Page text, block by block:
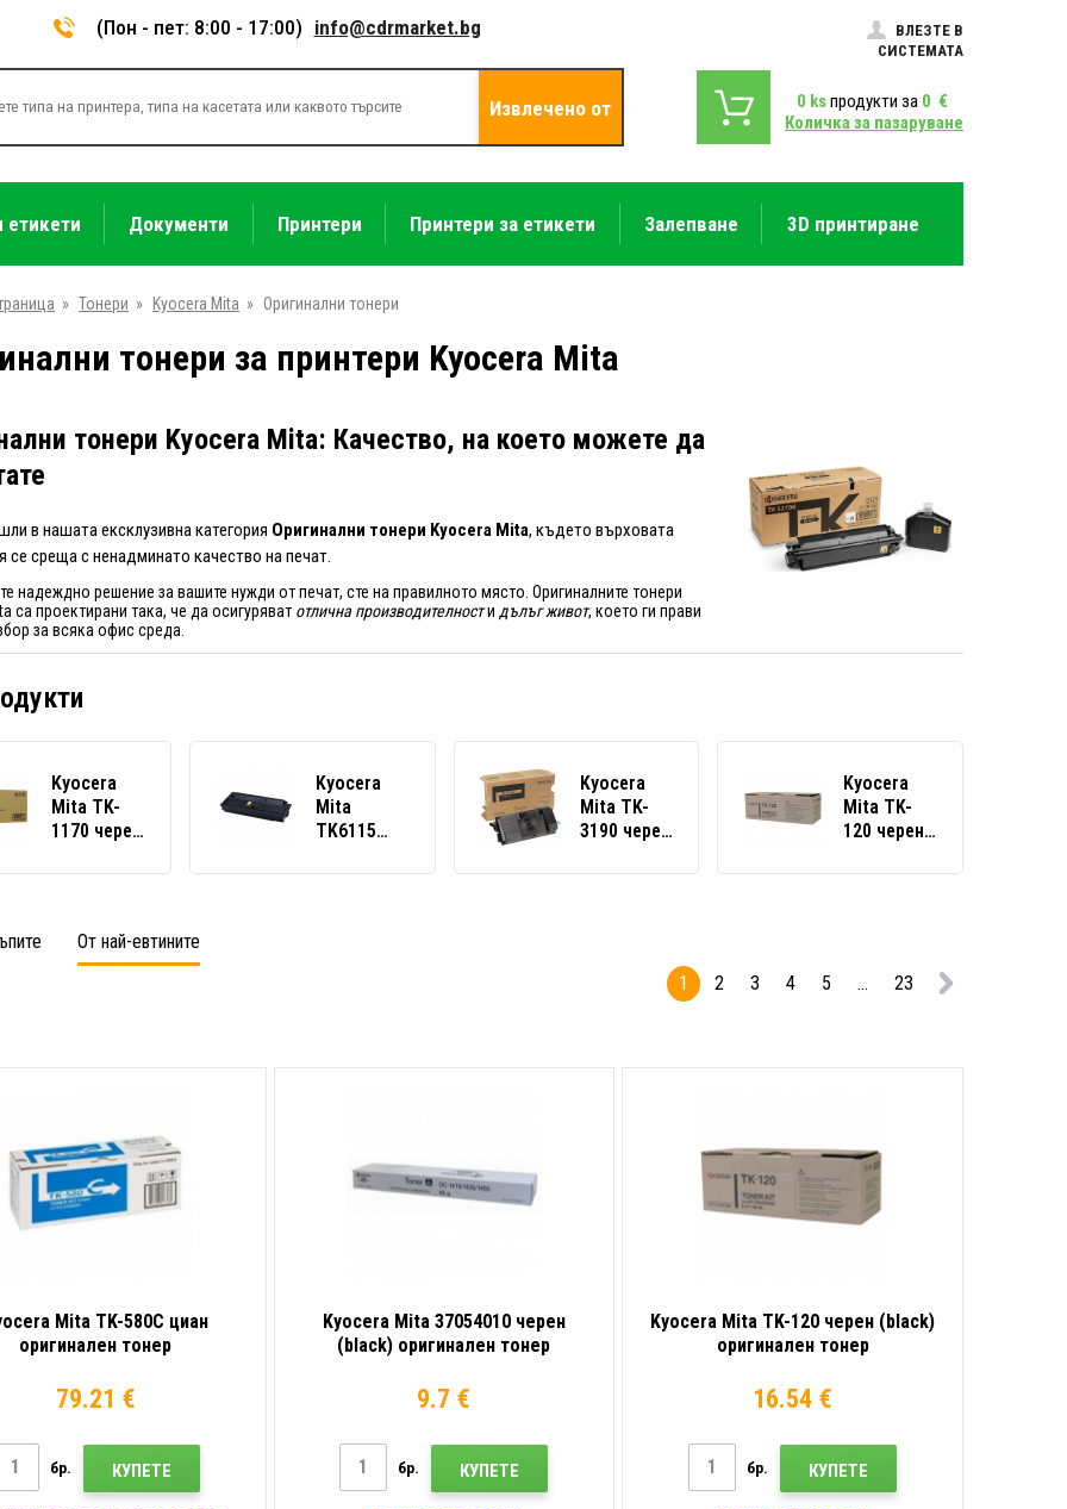
(Пон - пет: 8:00 - 17:00) info@cdrmarket.bg
ВЛЕЗТЕ В
СИСТЕМАТА
Извлечено от 0 ksпродукти за 0 €
Количка за пазаруване
етикети Документи Принтери Принтери за етикети Залепване 3D принтиране
» Тонери » Kyocera Mita » Оригинални тонери
тонери за принтери Kyocera Mita
тонери Kyocera Mita: Качество, на което можете да
в нашата ексклузивна категория Оригинални тонери Kyocera Mita, където върховата
се среща с ненадминато качество на печат.
надеждно решение за вашите нужди от печат, сте на правилното място. Оригиналните тонери
са проектирани така, че да осигуряват отлична производителности дълъг живот, което ги прави
за всяка офис среда.
Kyocera
Mita TK-
1170 черен
оригинален
Kyocera
Mita
TK6115
черен
Kyocera
Mita TK-
3190 черен
оригинален
Kyocera
Mita TK-
120 черен
оригинален
От най-евтините
1
2 3 4 5 ... 23
Mita TK-580C циан
оригинален тонер
79.21 €
бр. КУПЕТЕ
Kyocera Mita 37054010 черен
(black) оригинален тонер
9.7 €
бр. КУПЕТЕ
Kyocera Mita TK-120 черен (black)
оригинален тонер
16.54 €
бр. КУПЕТЕ